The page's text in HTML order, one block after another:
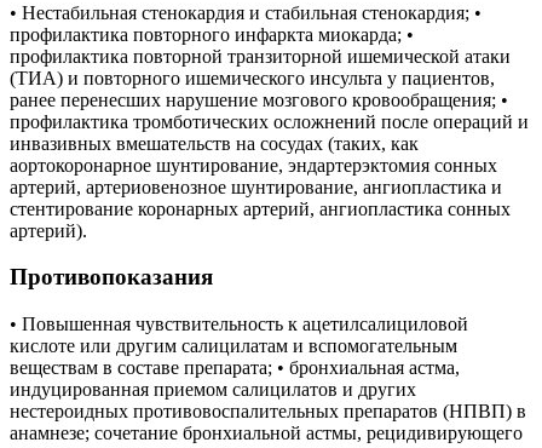
• Нестабильная стенокардия и стабильная стенокардия; •
профилактика повторного инфаркта миокарда; •
профилактика повторной транзиторной ишемической атаки
(ТИА) и повторного ишемического инсульта у пациентов,
ранее перенесших нарушение мозгового кровообращения; •
профилактика тромботических осложнений после операций и
инвазивных вмешательств на сосудах (таких, как
аортокоронарное шунтирование, эндартерэктомия сонных
артерий, артериовенозное шунтирование, ангиопластика и
стентирование коронарных артерий, ангиопластика сонных
артерий).
Противопоказания
• Повышенная чувствительность к ацетилсалициловой
кислоте или другим салицилатам и вспомогательным
веществам в составе препарата; • бронхиальная астма,
индуцированная приемом салицилатов и других
нестероидных противовоспалительных препаратов (НПВП) в
анамнезе; сочетание бронхиальной астмы, рецидивирующего